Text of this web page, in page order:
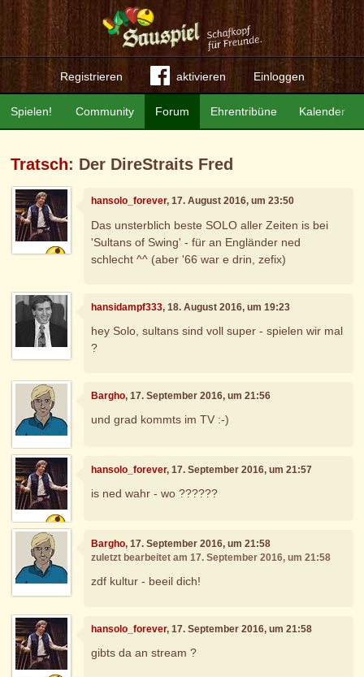
Registrieren aktivieren Einloggen
Community Forum Ehrentribüne Kalender
Spielen!
Tratsch: Der DireStraits Fred
hansolo_forever, 17. August 2016, um 23:50
Das unsterblich beste SOLO aller Zeiten is bei
'Sultans of Swing' - für an Engländer ned
schlecht ^^ (aber '66 war e drin, zefix)
hansidampf333, 18. August 2016, um 19:23
hey Solo, sultans sind voll super - spielen wir mal
?
Bargho, 17. September 2016, um 21:56
und grad kommts im TV :-)
hansolo_forever, 17. September 2016, um 21:57
is ned wahr - wo ??????
Bargho, 17. September 2016, um 21:58
zuletzt bearbeitet am 17. September 2016, um 21:58
zdf kultur - beeil dich!
hansolo_forever, 17. September 2016, um 21:58
gibts da an stream ?